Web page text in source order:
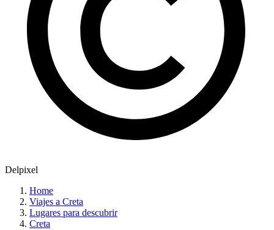
Delpixel
Home
Viajes a Creta
Lugares para descubrir
Creta